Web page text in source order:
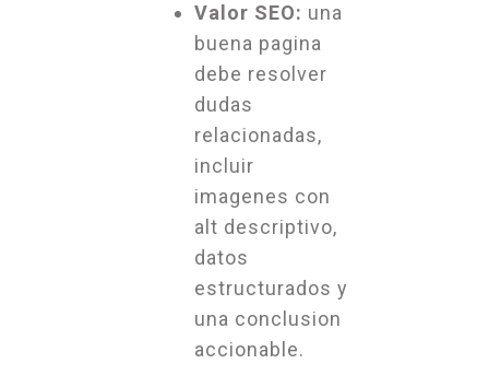
Valor SEO: una
buena pagina
debe resolver
dudas
relacionadas,
incluir
imagenes con
alt descriptivo,
datos
estructurados y
una conclusion
accionable.